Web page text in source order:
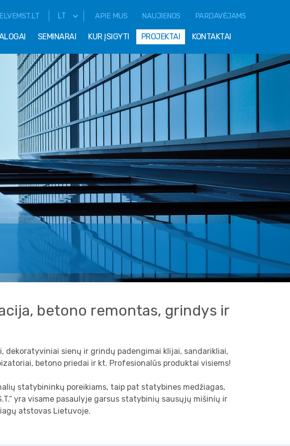
APIE MUS NAUJIENOS PARDAVĖJAMS
LT
SEMINARAI KUR ĮSIGYTI PROJEKTAI KONTAKTAI
betono remontas, grindys ir
sienų ir grindų padengimai klijai, sandarikliai,
betono priedai ir kt. Profesionalūs produktai visiems!
statybininkų poreikiams, taip pat statybines medžiagas,
yra visame pasaulyje garsus statybinių sausųjų mišinių ir
atstovas Lietuvoje.